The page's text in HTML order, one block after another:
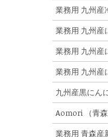
業務用 九州産
業務用 九州
業務用 九州
業務用 九州
九州産黒にん
Aomori （青森
業務用 青森産